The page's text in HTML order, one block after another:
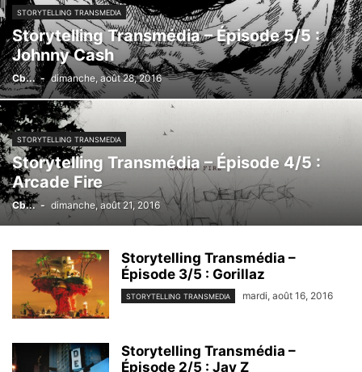
STORYTELLING TRANSMEDIA
Storytelling Transmédia – Épisode 5/5 :
Johnny Cash
Cb... - dimanche, août 28, 2016
STORYTELLING TRANSMEDIA
Storytelling Transmédia – Épisode 4/5 :
Arcade Fire
Cb... - dimanche, août 21, 2016
Storytelling Transmédia –
Épisode 3/5 : Gorillaz
STORYTELLING TRANSMEDIA mardi, août 16, 2016
Storytelling Transmédia –
Épisode 2/5 : Jay Z